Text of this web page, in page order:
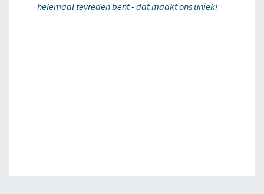
helemaal tevreden bent - dat maakt ons uniek!